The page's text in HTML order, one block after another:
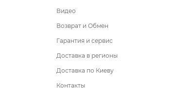
Видео
Возврат и Обмен
Гарантия и сервис
Доставка в регионы
Доставка по Киеву
Контакты